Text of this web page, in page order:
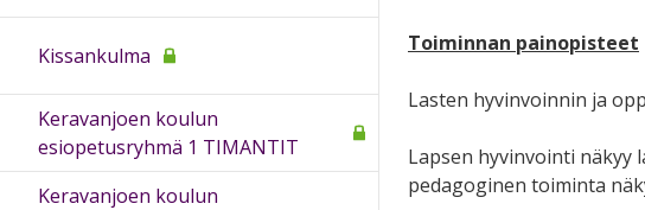
Toiminnan painopisteet
Lasten hyvinvoinnin ja
Lapsen hyvinvointi näkyy
pedagoginen toiminta
Kissankulma
Keravanjoen koulun
esiopetusryhmä 1 TIMANTIT
Keravanjoen koulun